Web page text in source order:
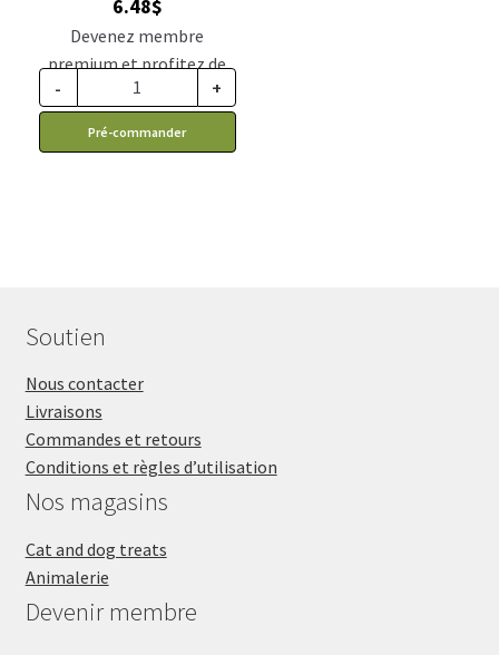
6.48$
Devenez membre
premium et profitez de
ce prix rabais : 5.35$ CA
- +
Pré-commander
Soutien
Nous contacter
Livraisons
Commandes et retours
Conditions et règles d’utilisation
Nos magasins
Cat and dog treats
Animalerie
Devenir membre